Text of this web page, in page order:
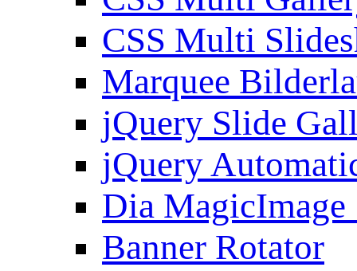
CSS Multi
Marquee
jQuery Slide
jQuery
Dia MagicImage
Banner Rotator